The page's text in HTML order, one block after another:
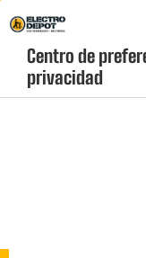
Menú
Centro de
privacidad